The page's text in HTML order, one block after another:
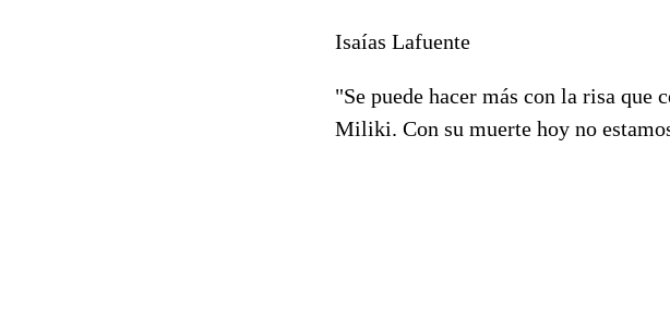
Isaías Lafuente
"Se puede hacer más con la risa
Miliki. Con su muerte hoy no